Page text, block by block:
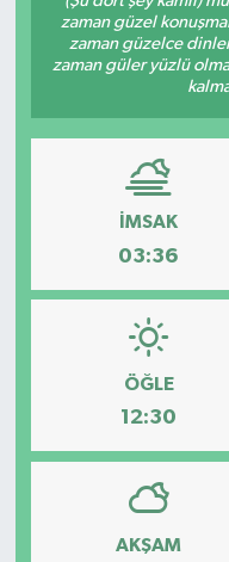
zaman güzel
zaman güzelce
zaman güler yüzlü
İMSAK
03:36
ÖĞLE
12:30
AKŞAM
Kargı
Mecitözü
Oğuzlar
Ortaköy
Osmancık
Sungurlu
Sağlık